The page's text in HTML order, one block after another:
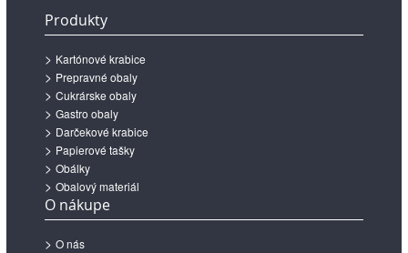
Produkty
Kartónové krabice
Prepravné obaly
Cukrárske obaly
Gastro obaly
Darčekové krabice
Papierové tašky
Obálky
Obalový materiál
O nákupe
O nás